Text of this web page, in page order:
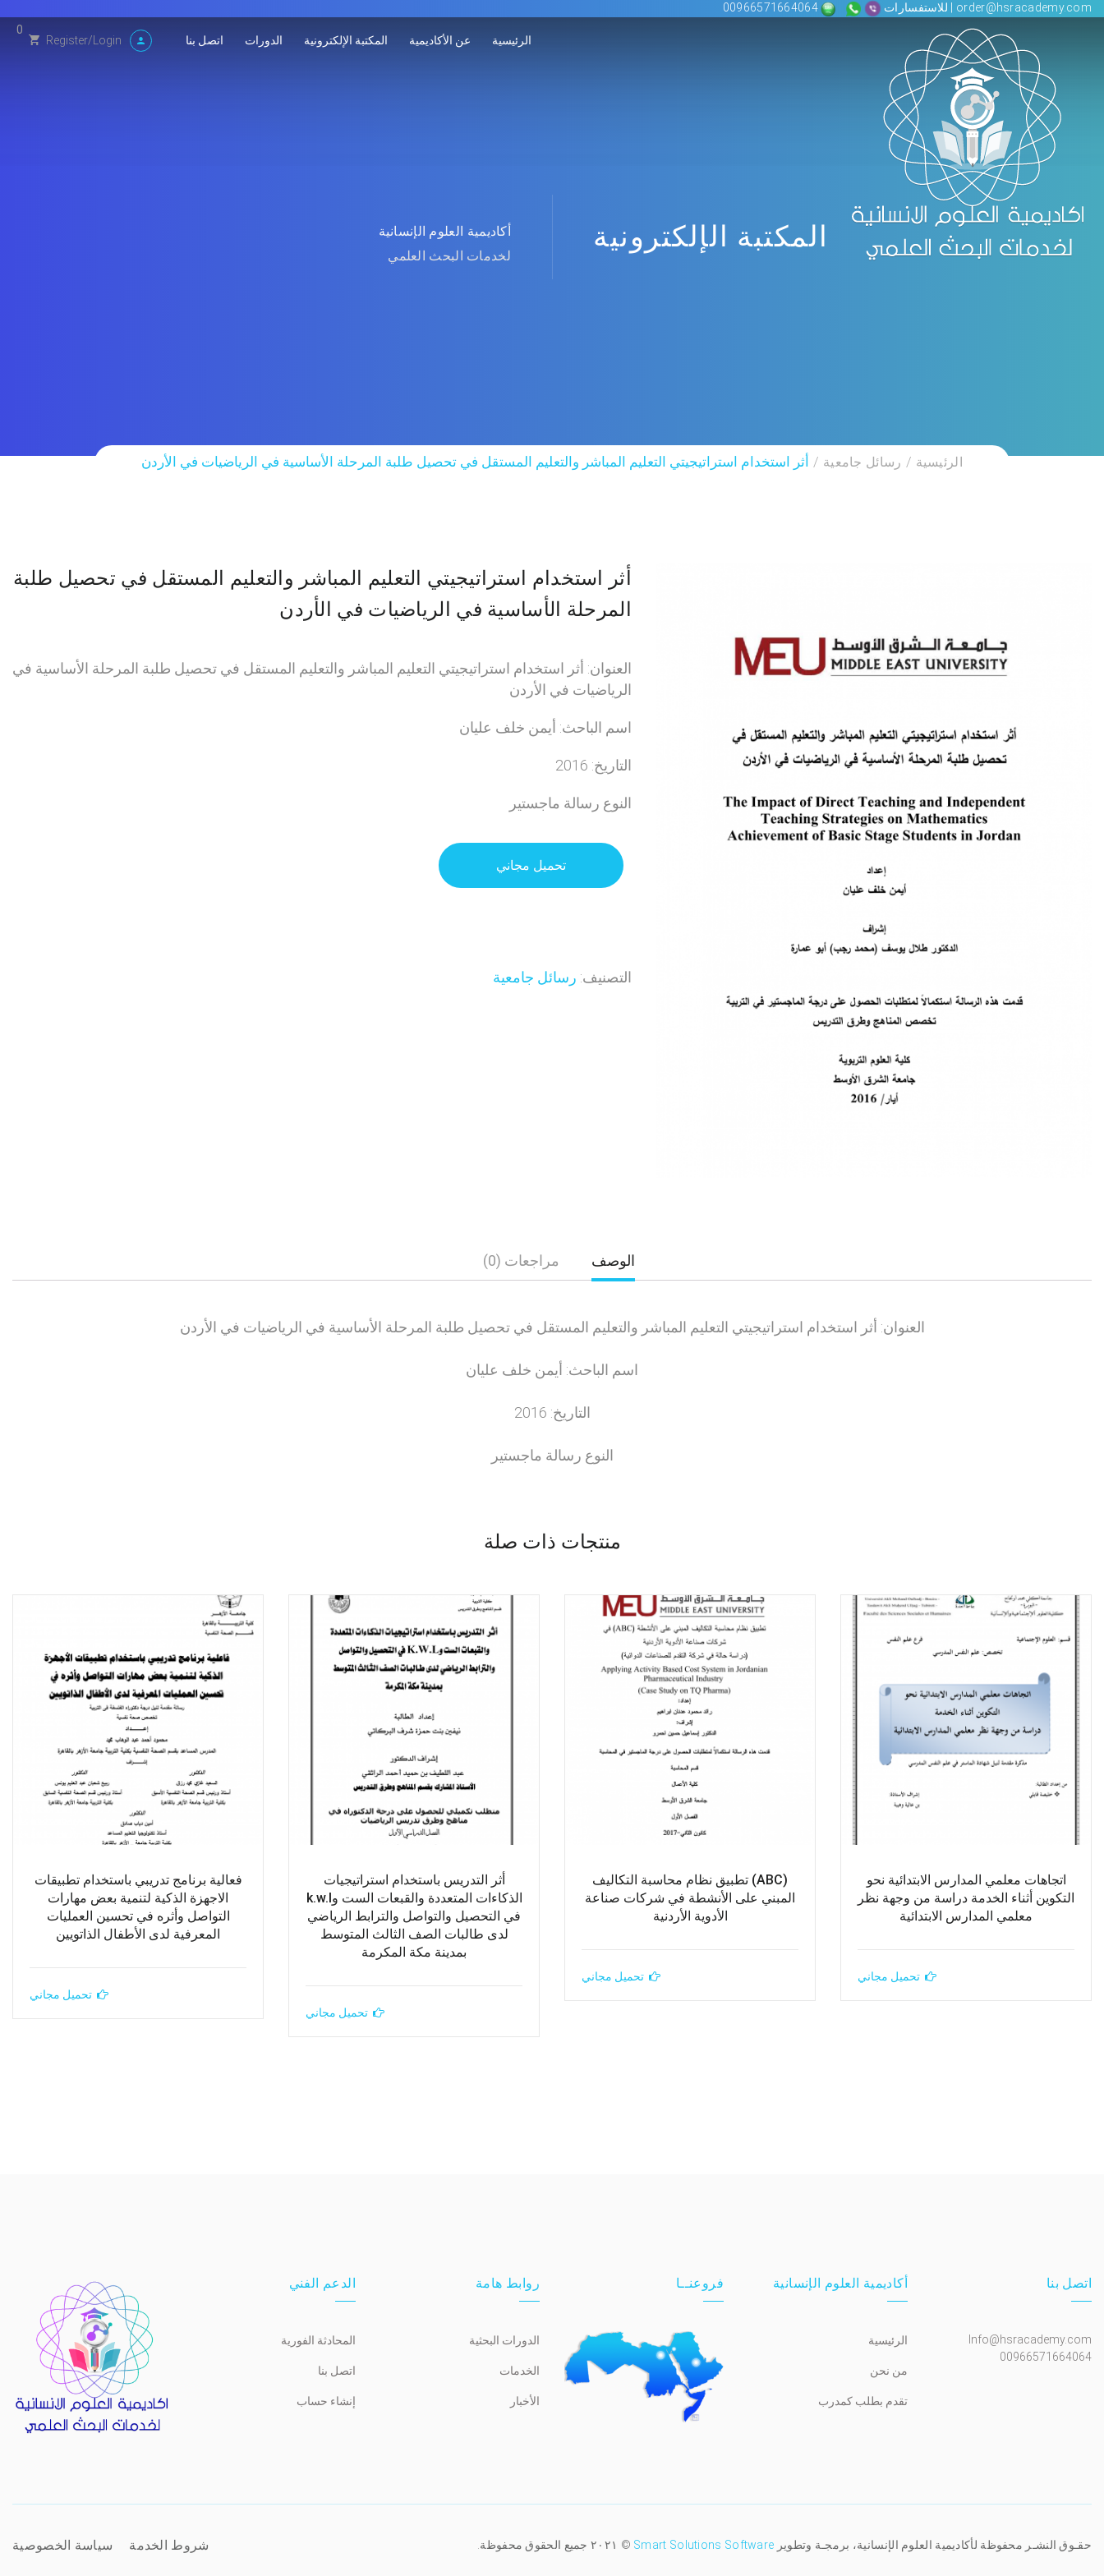
order@hsracademy.com | للاستفسارات 00966571664064
الرئيسية عن الأكاديمية المكتبة الإلكترونية الدورات اتصل بنا Register/Login
0
المكتبة الإلكترونية
أكاديمية العلوم الإنسانية
لخدمات البحث العلمي
الرئيسية رسائل جامعية أثر استخدام استراتيجيتي التعليم المباشر والتعليم المستقل في تحصيل طلبة المرحلة الأساسية في الرياضيات في الأردن
أثر استخدام استراتيجيتي التعليم المباشر والتعليم المستقل في تحصيل طلبة
المرحلة الأساسية في الرياضيات في الأردن
العنوان: أثر استخدام استراتيجيتي التعليم المباشر والتعليم المستقل في تحصيل طلبة المرحلة الأساسية في
الرياضيات في الأردن
اسم الباحث: أيمن خلف عليان
التاريخ: 2016
النوع رسالة ماجستير
تحميل مجاني
التصنيف: رسائل جامعية
الوصف مراجعات (0)
العنوان: أثر استخدام استراتيجيتي التعليم المباشر والتعليم المستقل في تحصيل طلبة المرحلة الأساسية في الرياضيات في الأردن
اسم الباحث: أيمن خلف عليان
التاريخ: 2016
النوع رسالة ماجستير
منتجات ذات صلة
اتجاهات معلمي المدارس الابتدائية نحو
التكوين أثناء الخدمة دراسة من وجهة نظر
معلمي المدارس الابتدائية
تحميل مجاني
(ABC) تطبيق نظام محاسبة التكاليف
المبني على الأنشطة في شركات صناعة
الأدوية الأردنية
تحميل مجاني
أثر التدريس باستخدام استراتيجيات
الذكاءات المتعددة والقبعات الست وk.w.l
في التحصيل والتواصل والترابط الرياضي
لدى طالبات الصف الثالث المتوسط
بمدينة مكة المكرمة
تحميل مجاني
فعالية برنامج تدريبي باستخدام تطبيقات
الاجهزة الذكية لتنمية بعض مهارات
التواصل وأثره في تحسين العمليات
المعرفية لدى الأطفال الذاتويين
تحميل مجاني
اتصل بنا
Info@hsracademy.com
00966571664064
أكاديمية العلوم الإنسانية
الرئيسية
من نحن
تقدم بطلب كمدرب
فروعنــا روابط هامة
الدورات البحثية
الخدمات
الأخبار
الدعم الفني
المحادثة الفورية
اتصل بنا
إنشاء حساب
حقـوق النشـر محفوظة لأكاديمية العلوم الإنسانية، برمجـة وتطوير Smart Solutions Software © ٢٠٢١ جميع الحقوق محفوظة. شروط الخدمة سياسة الخصوصية